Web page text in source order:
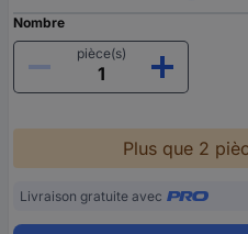
Nombre
pièce(s)
Plus que 2
Livraison gratuite avec